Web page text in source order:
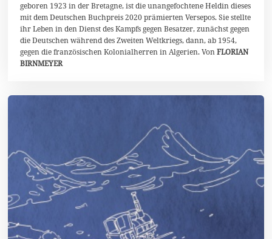
b
e
r
2
0
2
geboren 1923 in der Bretagne, ist die unangefochtene Heldin dieses
mit dem Deutschen Buchpreis 2020 prämierten Versepos. Sie stellte
ihr Leben in den Dienst des Kampfs gegen Besatzer, zunächst gegen
die Deutschen während des Zweiten Weltkriegs, dann, ab 1954,
gegen die französischen Kolonialherren in Algerien. VonFLORIAN
BIRNMEYER